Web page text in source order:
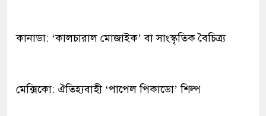
কানাডা: ‘কালচারাল মোজাইক’ বা সাংস্কৃতিক বৈচিত্র্য
মেক্সিকো: ঐতিহ্যবাহী ‘পাপেল পিকাডো’ শিল্প